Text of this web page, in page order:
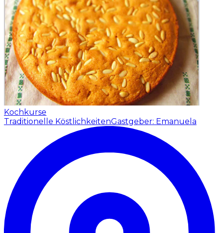
Kochkurse
Traditionelle KöstlichkeitenGastgeber: Emanuela